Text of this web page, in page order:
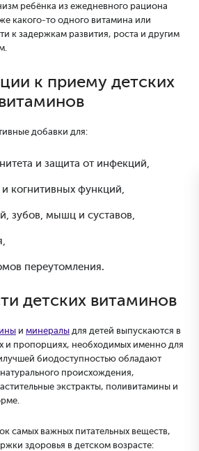
ребёнка из ежедневного рациона
какого-то одного витамина или
к задержкам развития, роста и другим
к приему детских
добавки для:
и защита от инфекций,
когнитивных функций,
зубов, мышц и суставов,
переутомления.
детских витаминов
и минералы для детей выпускаются в
и пропорциях, необходимых именно для
биодоступностью обладают
происхождения,
экстракты, поливитамины и
самых важных питательных веществ,
здоровья в детском возрасте: